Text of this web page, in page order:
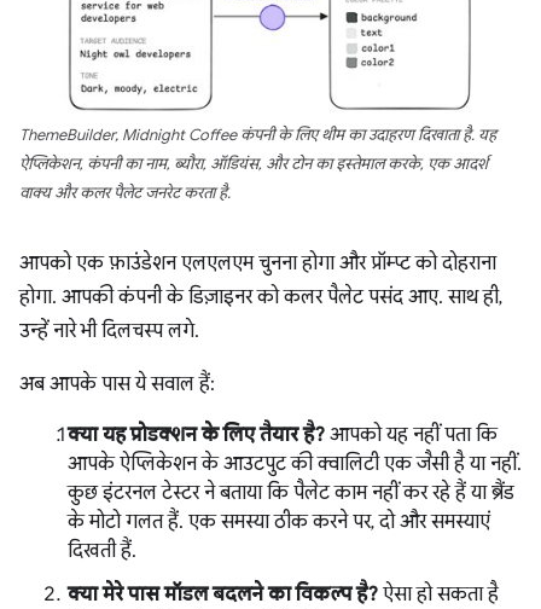
ThemeBuilder, Midnight Coffee कंपनी के लिए थीम का उदाहरण दिखाता है. यह
ऐप्लिकेशन, कंपनी का नाम, ब्यौरा, ऑडियंस, और टोन का इस्तेमाल करके, एक आदर्श
वाक्य और कलर पैलेट जनरेट करता है.
आपको एक फ़ाउंडेशन एलएलएम चुनना होगा और प्रॉम्प्ट को दोहराना
होगा. आपकी कंपनी के डिज़ाइनर को कलर पैलेट पसंद आए. साथ ही,
उन्हें नारे भी दिलचस्प लगे.
अब आपके पास ये सवाल हैं:
क्या यह प्रोडक्शन के लिए तैयार है? आपको यह नहीं पता कि
आपके ऐप्लिकेशन के आउटपुट की क्वालिटी एक जैसी है या नहीं.
कुछ इंटरनल टेस्टर ने बताया कि पैलेट काम नहीं कर रहे हैं या ब्रैंड
के मोटो गलत हैं. एक समस्या ठीक करने पर, दो और समस्याएं
दिखती हैं.
क्या मेरे पास मॉडल बदलने का विकल्प है? ऐसा हो सकता है